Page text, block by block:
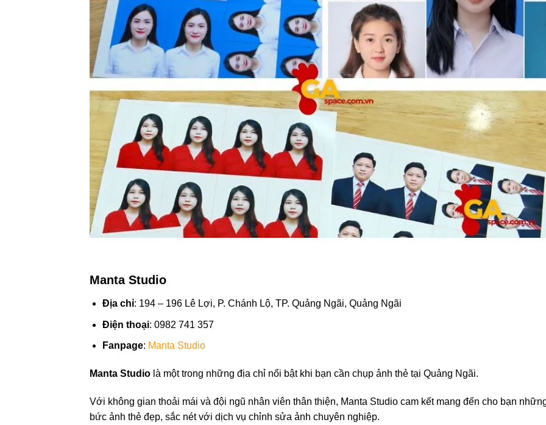
Manta Studio
Địa chỉ: 194 – 196 Lê Lợi, P. Chánh Lộ, TP. Quảng Ngãi, Quảng Ngãi
Điện thoại: 0982 741 357
Fanpage: Manta Studio
Manta Studio là một trong những địa chỉ nổi bật khi bạn cần chụp ảnh thẻ tại Quảng Ngãi.
Với không gian thoải mái và đội ngũ nhân viên thân thiện, Manta Studio cam kết mang đến cho bạn
bức ảnh thẻ đẹp, sắc nét với dịch vụ chỉnh sửa ảnh chuyên nghiệp.